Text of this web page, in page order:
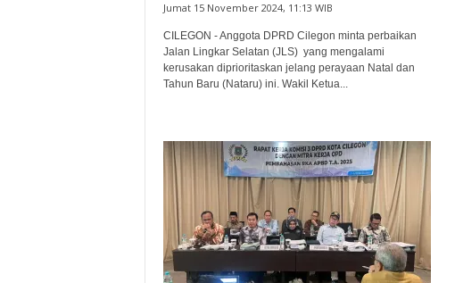
Jumat 15 November 2024, 11:13 WIB
CILEGON - Anggota DPRD Cilegon minta perbaikan
Jalan Lingkar Selatan (JLS) yang mengalami
kerusakan diprioritaskan jelang perayaan Natal dan
Tahun Baru (Nataru) ini. Wakil Ketua...